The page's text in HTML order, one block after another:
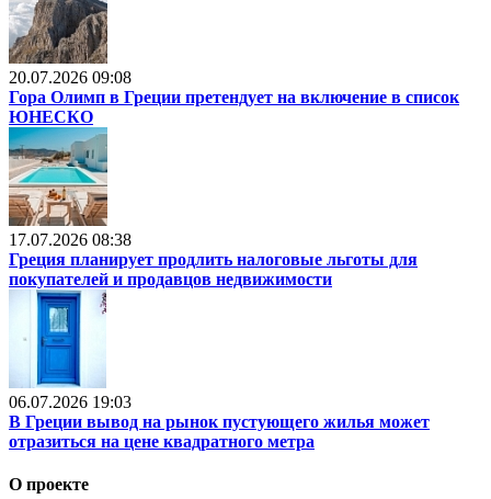
20.07.2026 09:08
Гора Олимп в Греции претендует на включение в список
ЮНЕСКО
17.07.2026 08:38
Греция планирует продлить налоговые льготы для
покупателей и продавцов недвижимости
06.07.2026 19:03
В Греции вывод на рынок пустующего жилья может
отразиться на цене квадратного метра
О проекте